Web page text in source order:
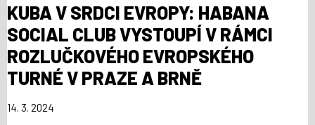
KUBA V SRDCI EVROPY: HABANA
SOCIAL CLUB VYSTOUPÍ V RÁMCI
ROZLUČKOVÉHO EVROPSKÉHO
TURNÉ V PRAZE A BRNĚ
14. 3. 2024